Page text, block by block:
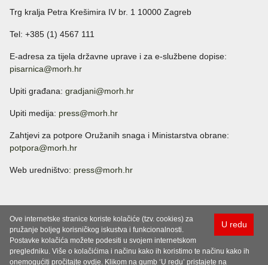
Trg kralja Petra Krešimira IV br. 1 10000 Zagreb
Tel: +385 (1) 4567 111
E-adresa za tijela državne uprave i za e-službene dopise:
pisarnica@morh.hr
Upiti građana: gradjani@morh.hr
Upiti medija: press@morh.hr
Zahtjevi za potpore Oružanih snaga i Ministarstva obrane:
potpora@morh.hr
Web uredništvo: press@morh.hr
U redu
Ove internetske stranice koriste kolačiće (tzv. cookies) za
pružanje boljeg korisničkog iskustva i funkcionalnosti.
Postavke kolačića možete podesiti u svojem internetskom
pregledniku. Više o kolačićima i načinu kako ih koristimo te načinu kako ih
onemogućiti pročitajte ovdje. Klikom na gumb ‘U redu’ pristajete na